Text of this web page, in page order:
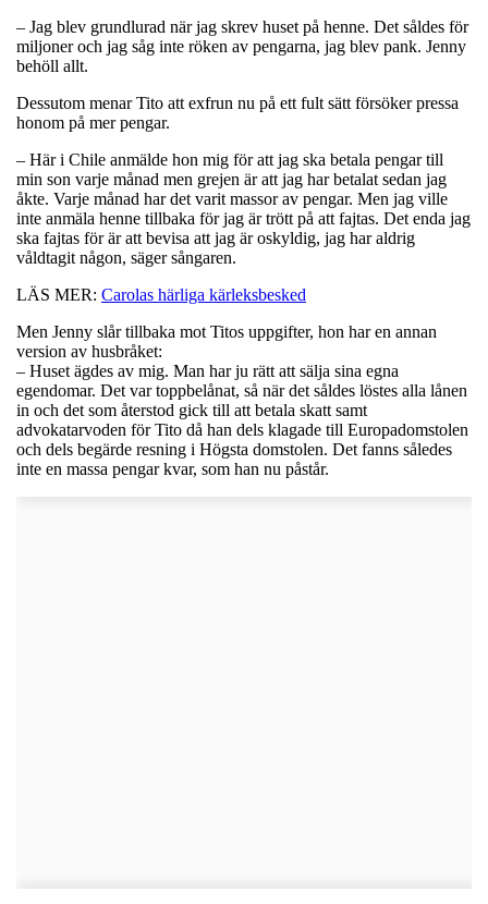
– Jag blev grundlurad när jag skrev huset på henne. Det såldes för
miljoner och jag såg inte röken av pengarna, jag blev pank. Jenny
behöll allt.
Dessutom menar Tito att exfrun nu på ett fult sätt försöker pressa
honom på mer pengar.
– Här i Chile anmälde hon mig för att jag ska betala pengar till
min son varje månad men grejen är att jag har betalat sedan jag
åkte. Varje månad har det varit massor av pengar. Men jag ville
inte anmäla henne tillbaka för jag är trött på att fajtas. Det enda jag
ska fajtas för är att bevisa att jag är oskyldig, jag har aldrig
våldtagit någon, säger sångaren.
LÄS MER: Carolas härliga kärleksbesked
Men Jenny slår tillbaka mot Titos uppgifter, hon har en annan
version av husbråket:
– Huset ägdes av mig. Man har ju rätt att sälja sina egna
egendomar. Det var toppbelånat, så när det såldes löstes alla lånen
in och det som återstod gick till att betala skatt samt
advokatarvoden för Tito då han dels klagade till Europadomstolen
och dels begärde resning i Högsta domstolen. Det fanns således
inte en massa pengar kvar, som han nu påstår.